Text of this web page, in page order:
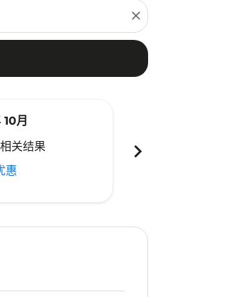
close
月
关结果
惠
chevron_right
惠
找优惠
寻找优惠寻找优惠
disclaimer. 寻找优惠
offers-disclaimer. 寻找优惠
offers-disclaimer. 寻找优惠
view-offers-disclaimer. 寻找优惠
cmp-view-offers-disclaimer. 寻找优惠